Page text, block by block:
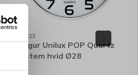
802823
Vægur Unilux POP Quartz
System hvid Ø28